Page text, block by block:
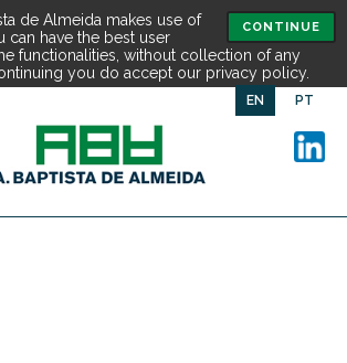
CONTINUE
de Almeida makes use of
can have the best user
functionalities, without collection of any
you do accept our privacy policy.
EN PT